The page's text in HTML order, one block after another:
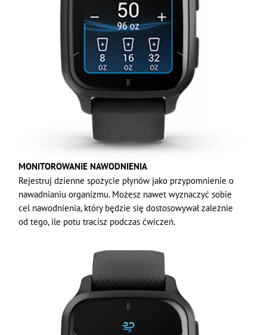
MONITOROWANIE NAWODNIENIA
Rejestruj dzienne spożycie płynów jako przypomnienie o
nawadnianiu organizmu. Możesz nawet wyznaczyć sobie
cel nawodnienia, który będzie się dostosowywał zależnie
od tego, ile potu tracisz podczas ćwiczeń.